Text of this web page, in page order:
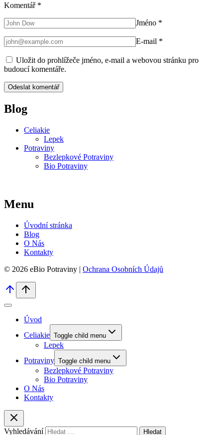
Komentář *
Jméno *
E-mail *
Uložit do prohlížeče jméno, e-mail a webovou stránku pro
budoucí komentáře.
Blog
Celiakie
Lepek
Potraviny
Bezlepkové Potraviny
Bio Potraviny
Menu
Úvodní stránka
Blog
O Nás
Kontakty
© 2026 eBio Potraviny | Ochrana Osobních Údajů
Úvod
Celiakie Toggle child menu
Lepek
Potraviny Toggle child menu
Bezlepkové Potraviny
Bio Potraviny
O Nás
Kontakty
Vyhledávání